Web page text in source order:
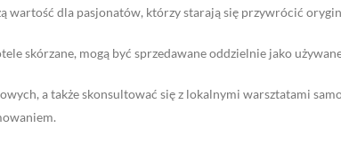
dla pasjonatów, którzy starają się przywrócić
skórzane, mogą być sprzedawane oddzielnie jako
a także skonsultować się z lokalnymi warsztatami